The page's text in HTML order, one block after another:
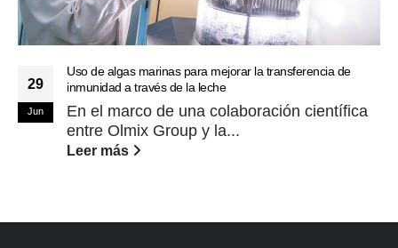
29
Jun
Uso de algas marinas para mejorar la transferencia de
inmunidad a través de la leche
En el marco de una colaboración científica
entre Olmix Group y la...
Leer más